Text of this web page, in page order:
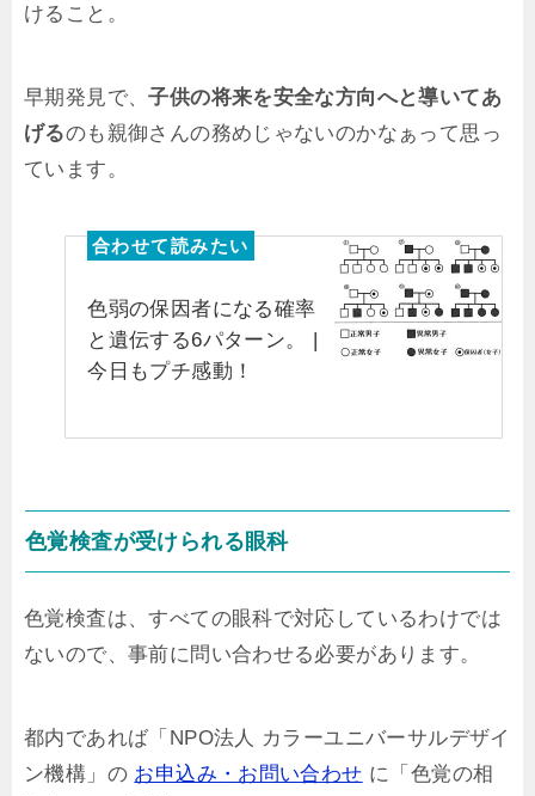
けること。
早期発見で、子供の将来を安全な方向へと導いてあ
げるのも親御さんの務めじゃないのかなぁって思っ
ています。
色弱の保因者になる確率
と遺伝する6パターン。 |
今日もプチ感動！
色覚検査が受けられる眼科
色覚検査は、すべての眼科で対応しているわけでは
ないので、事前に問い合わせる必要があります。
都内であれば「NPO法人 カラーユニバーサルデザイ
ン機構」の お申込み・お問い合わせ に「色覚の相